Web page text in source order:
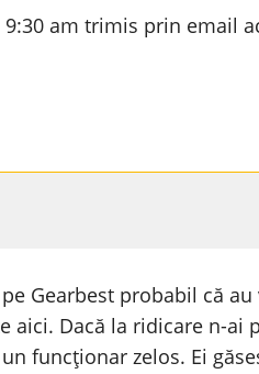
am trimis prin email
Gearbest probabil că
aici. Dacă la ridicare n-
funcționar zelos. Ei